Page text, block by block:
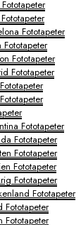
Fototapeter
Fototapeter
Fototapeter
Fototapeter
Fototapeter
Fototapeter
Fototapeter
Fototapeter
Fototapeter
Fototapeter
Fototapeter
Fototapeter